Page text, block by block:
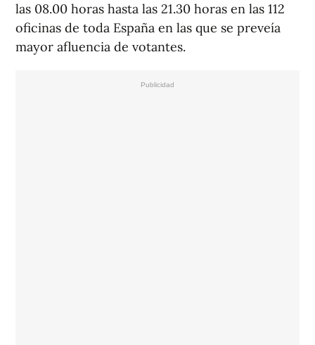
las 08.00 horas hasta las 21.30 horas en las 112
oficinas de toda España en las que se preveía
mayor afluencia de votantes.